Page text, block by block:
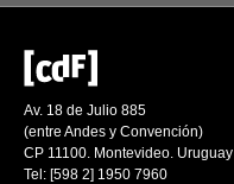
Av. 18 de Julio 885
(entre Andes y Convención)
CP 11100. Montevideo. Uruguay
Tel: [598 2] 1950 7960